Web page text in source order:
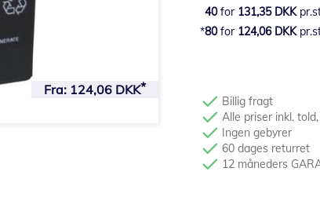
40for 131,35 DKK
80for 124,06 DKK
Billig fragt
Alle priser inkl.
Ingen gebyrer
60 dages returret
12 måneders
Fra: 124,06 DKK